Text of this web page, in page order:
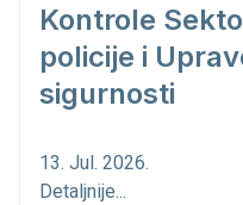
Kontrole
policije i
sigurnosti
13. Jul. 2026.
Detaljnije...